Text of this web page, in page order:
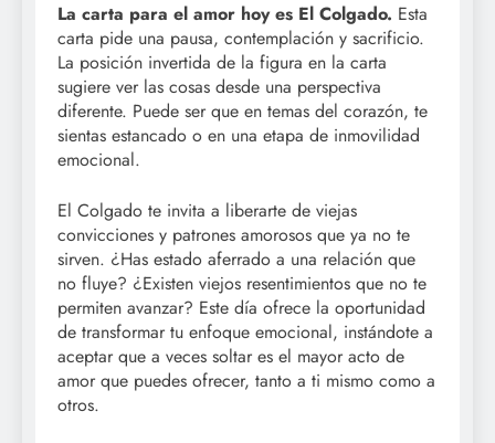
La carta para el amor hoy es El Colgado. Esta
carta pide una pausa, contemplación y sacrificio.
La posición invertida de la figura en la carta
sugiere ver las cosas desde una perspectiva
diferente. Puede ser que en temas del corazón, te
sientas estancado o en una etapa de inmovilidad
emocional.
El Colgado te invita a liberarte de viejas
convicciones y patrones amorosos que ya no te
sirven. ¿Has estado aferrado a una relación que
no fluye? ¿Existen viejos resentimientos que no te
permiten avanzar? Este día ofrece la oportunidad
de transformar tu enfoque emocional, instándote a
aceptar que a veces soltar es el mayor acto de
amor que puedes ofrecer, tanto a ti mismo como a
otros.